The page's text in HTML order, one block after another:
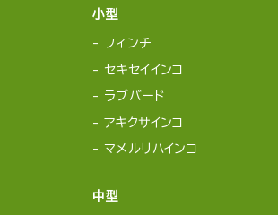
小型
フィンチ
セキセイインコ
ラブバード
アキクサインコ
マメルリハインコ
中型